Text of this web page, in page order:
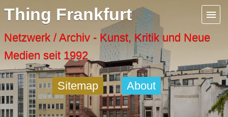
Thing Frankfurt
Netzwerk / Archiv - Kunst, Kritik und Neue
Medien seit 1992
Sitemap About
Menu
Artspaces
Cool Places
Frankfurt Diary